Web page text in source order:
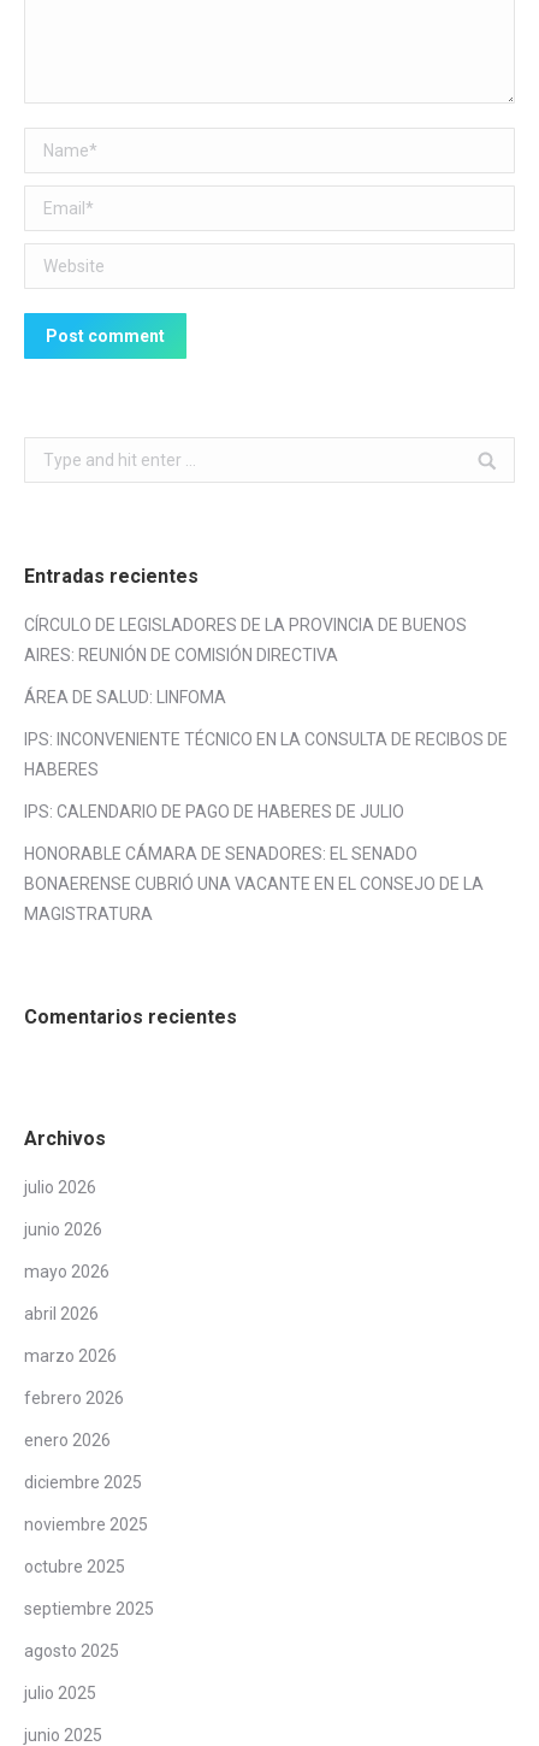
Name *
Email *
Website
Post comment
Search:
Entradas recientes
CÍRCULO DE LEGISLADORES DE LA PROVINCIA DE BUENOS
AIRES: REUNIÓN DE COMISIÓN DIRECTIVA
ÁREA DE SALUD: LINFOMA
IPS: INCONVENIENTE TÉCNICO EN LA CONSULTA DE RECIBOS DE
HABERES
IPS: CALENDARIO DE PAGO DE HABERES DE JULIO
HONORABLE CÁMARA DE SENADORES: EL SENADO
BONAERENSE CUBRIÓ UNA VACANTE EN EL CONSEJO DE LA
MAGISTRATURA
Comentarios recientes
Archivos
julio 2026
junio 2026
mayo 2026
abril 2026
marzo 2026
febrero 2026
enero 2026
diciembre 2025
noviembre 2025
octubre 2025
septiembre 2025
agosto 2025
julio 2025
junio 2025